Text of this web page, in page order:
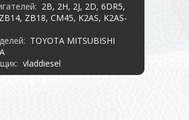
2B, 2H, 2J, 2D, 6DR5,
ZB18, CM45, K2AS, K2AS-
TOYOTA MITSUBISHI
vladdiesel